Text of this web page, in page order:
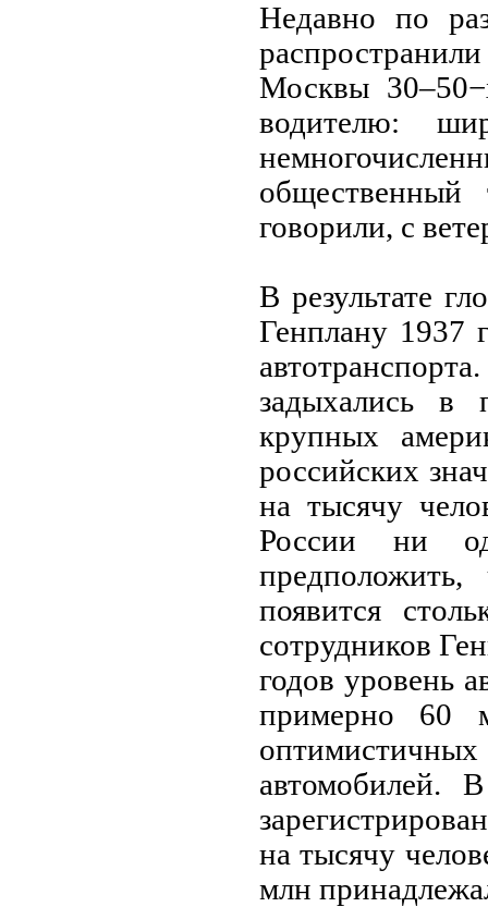
Недавно по
Москвы
водителю:
общественный
говорили, с
В результате
Генплану 1937
задыхались в
крупных
российских
на тысячу
России ни
появится
сотрудников
годов уровень
примерно 60
автомобилей.
на тысячу
млн